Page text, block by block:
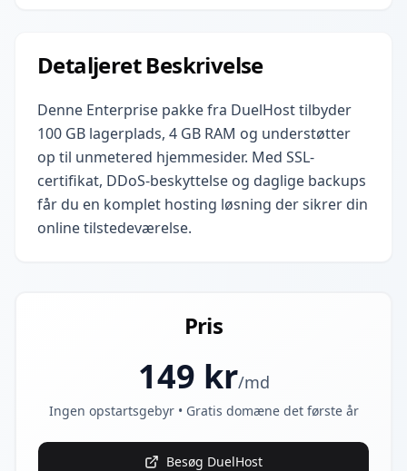
Detaljeret Beskrivelse
Denne Enterprise pakke fra DuelHost tilbyder
100 GB lagerplads, 4 GB RAM og understøtter
op til unmetered hjemmesider. Med SSL-
certifikat, DDoS-beskyttelse og daglige backups
får du en komplet hosting løsning der sikrer din
online tilstedeværelse.
Pris
149 kr/md
Ingen opstartsgebyr • Gratis domæne det første år
Besøg DuelHost